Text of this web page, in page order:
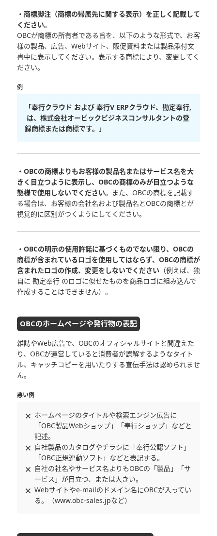
・商標脚注（商標の帰属先に関する表示）を正しく記載して
ください。
OBCが商標の所有者である旨を、以下のような形式で、お客
様の製品、広告、Webサイト、販促資料または製品添付文
書中に表示してください。表示する商標により、変更してく
ださい。
例
「奉行クラウド および 奉行V ERPクラウド、勘定奉行,
は、株式会社オービックビジネスコンサルタントの登
録商標または商標です。」
・OBCの商標よりもお客様の製品名またはサービス名を大
きく目立つように表示し、OBCの商標のみが目立つような
態様で使用しないでください。
また、OBCの商標を記載す
る場合は、お客様の会社名および製品名とOBCの商標とが
視覚的に区別がつくようにしてください。
・OBCの明示の使用許諾に基づくものでない限り、OBCの
商標が含まれているロゴを使用してはならず、OBCの商標が
含まれたロゴの作成、変更をしないでください （例えば、独
自に 勘定奉行 のロゴに似せたものを商品ロゴに組み込んで
作成することはできません）。
OBCのホームページや発行物の表記
雑誌やWeb広告で、OBCのオフィシャルサイトと間違えた
り、OBCが運営していると消費者が誤解するようなタイト
ル、キャッチコピーを用いたりする宣伝手法は認められませ
ん。
悪い例
ホームページのタイトルや検索エンジン広告に
「OBC製品Webショップ」「奉行ショップ」などと
記述。
自社製品のカタログやチラシに「奉行公認ソフト」
「OBC正規連動ソフト」などと表記する。
自社の社名やサービス名よりもOBCの「製品」「サ
ービス」が目立つ、または大きい。
Webサイトやe-mailのドメイン名にOBCが入ってい
る。（www.obc-sales.jpなど）